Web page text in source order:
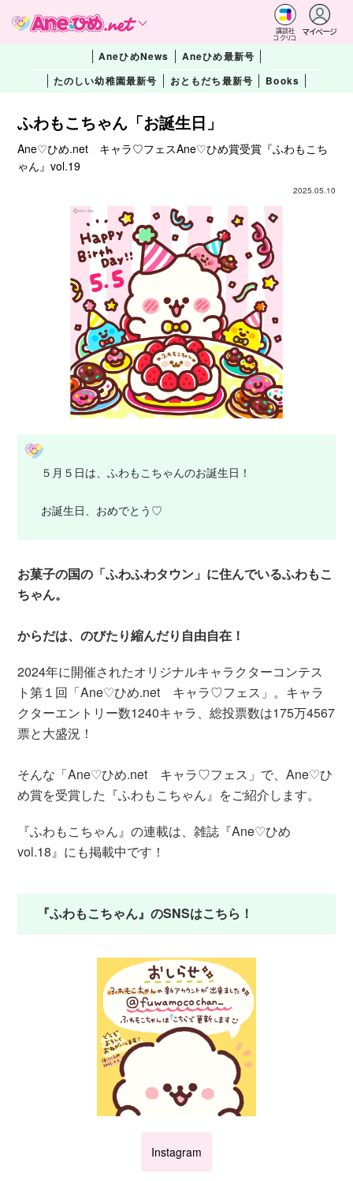
講談社
コクリコ
マイページ
AneひめNews
Aneひめ最新号
たのしい幼稚園最新号
おともだち最新号 Books
ふわもこちゃん「お誕生日」
Ane♡ひめ.net キャラ♡フェスAne♡ひめ賞受賞『ふわもこち
ゃん』vol.19
2025.05.10
５月５日は、ふわもこちゃんのお誕生日！
お誕生日、おめでとう♡
お菓子の国の「ふわふわタウン」に住んでいるふわもこ
ちゃん。
からだは、のびたり縮んだり自由自在！
2024年に開催されたオリジナルキャラクターコンテス
ト第１回「Ane♡ひめ.net キャラ♡フェス」。キャラ
クターエントリー数1240キャラ、総投票数は175万4567
票と大盛況！
そんな「Ane♡ひめ.net キャラ♡フェス」で、Ane♡ひ
め賞を受賞した『ふわもこちゃん』をご紹介します。
『ふわもこちゃん』の連載は、雑誌『Ane♡ひめ
vol.18』にも掲載中です！
『ふわもこちゃん』のSNSはこちら！
Instagram